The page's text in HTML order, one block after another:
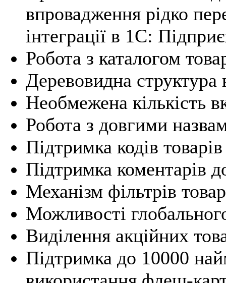
впровадження рідко
інтеграції в 1С:
Робота з каталогом
Деревовидна структура
Необмежена кількість
Робота з довгими
Підтримка кодів товарів
Підтримка коментарів
Механізм фільтрів
Можливості
Виділення акційних
Підтримка до 10000